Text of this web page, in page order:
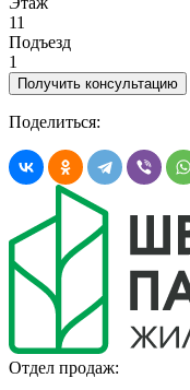
11
Подъезд
1
Получить консультацию
Поделиться:
Отдел продаж: